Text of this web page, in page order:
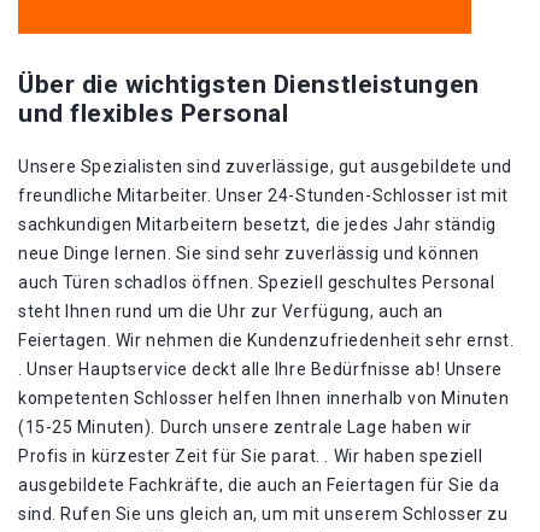
Über die wichtigsten Dienstleistungen
und flexibles Personal
Unsere Spezialisten sind zuverlässige, gut ausgebildete und
freundliche Mitarbeiter. Unser 24-Stunden-Schlosser ist mit
sachkundigen Mitarbeitern besetzt, die jedes Jahr ständig
neue Dinge lernen. Sie sind sehr zuverlässig und können
auch Türen schadlos öffnen. Speziell geschultes Personal
steht Ihnen rund um die Uhr zur Verfügung, auch an
Feiertagen. Wir nehmen die Kundenzufriedenheit sehr ernst.
. Unser Hauptservice deckt alle Ihre Bedürfnisse ab! Unsere
kompetenten Schlosser helfen Ihnen innerhalb von Minuten
(15-25 Minuten). Durch unsere zentrale Lage haben wir
Profis in kürzester Zeit für Sie parat. . Wir haben speziell
ausgebildete Fachkräfte, die auch an Feiertagen für Sie da
sind. Rufen Sie uns gleich an, um mit unserem Schlosser zu